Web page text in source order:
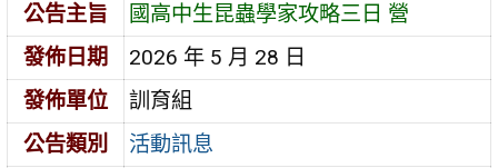
公告主旨
國高中生昆蟲學家攻略三日 營
發佈日期
2026 年 5 月 28 日
發佈單位
訓育組
公告類別
活動訊息